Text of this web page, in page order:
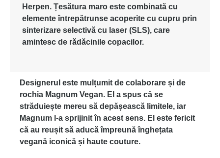
Herpen. Țesătura maro este combinată cu
elemente întrepătrunse acoperite cu cupru prin
sinterizare selectivă cu laser (SLS), care
amintesc de rădăcinile copacilor.
Designerul este mulțumit de colaborare și de
rochia Magnum Vegan. El a spus că se
străduiește mereu să depășească limitele, iar
Magnum l-a sprijinit în acest sens. El este fericit
că au reușit să aducă împreună înghețata
vegană iconică și haute couture.